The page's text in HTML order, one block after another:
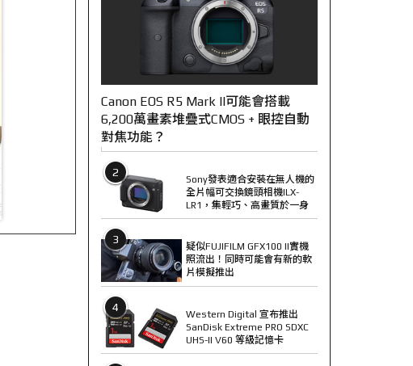
Canon EOS R5 Mark II可能會搭載
6,200萬畫素堆疊式CMOS + 眼控自動
對焦功能？
2
Sony發表適合安裝在無人機的
全片幅可交換鏡頭相機ILX-
LR1，集輕巧、高畫質於一身
3
疑似FUJIFILM GFX100 II實機
照流出！同時可能會有新的軟
片模擬推出
4
Western Digital 宣布推出
SanDisk Extreme PRO SDXC
UHS-II V60 等級記憶卡